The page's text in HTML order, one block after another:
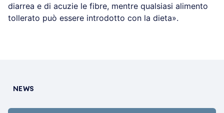
diarrea e di acuzie le fibre, mentre qualsiasi alimento
tollerato può essere introdotto con la dieta».
NEWS